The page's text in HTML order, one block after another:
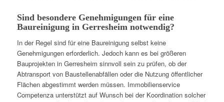
Sind besondere Genehmigungen für eine
Baureinigung in Gerresheim notwendig?
In der Regel sind für eine Baureinigung selbst keine
Genehmigungen erforderlich. Jedoch kann es bei größeren
Bauprojekten in Gerresheim sinnvoll sein zu prüfen, ob der
Abtransport von Baustellenabfällen oder die Nutzung öffentlicher
Flächen abgestimmt werden müssen. Immobilienservice
Competenza unterstützt auf Wunsch bei der Koordination solcher